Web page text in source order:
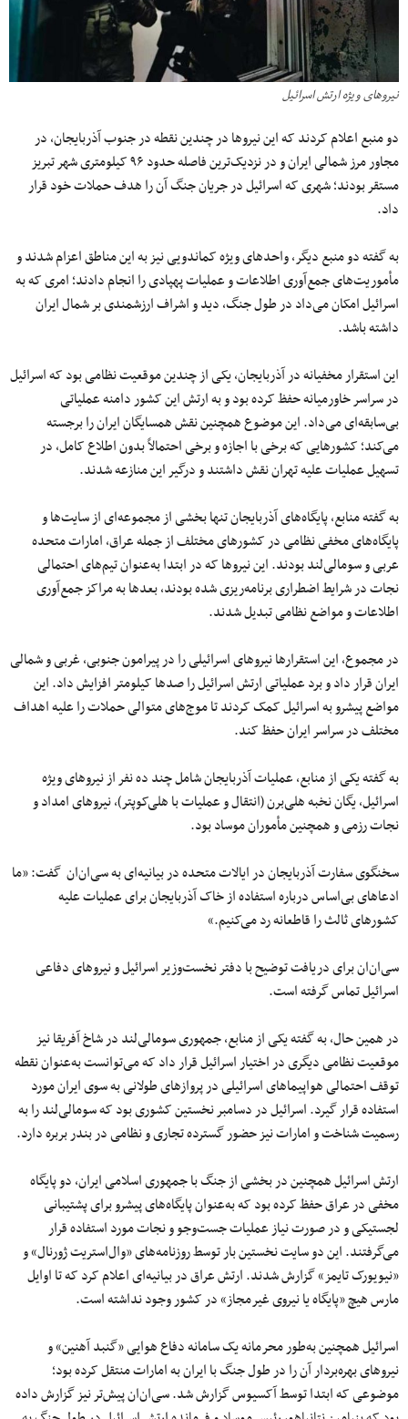
نیروهای ویژه ارتش اسرائیل
دو منبع اعلام کردند که این نیروها در چندین نقطه در جنوب آذربایجان، در
مجاور مرز شمالی ایران و در نزدیک‌ترین فاصله حدود ۹۶ کیلومتری شهر تبریز
مستقر بودند؛ شهری که اسرائیل در جریان جنگ آن را هدف حملات خود قرار
داد.
به گفته دو منبع دیگر، واحدهای ویژه کماندویی نیز به این مناطق اعزام شدند و
مأموریت‌های جمع‌آوری اطلاعات و عملیات پهپادی را انجام دادند؛ امری که به
اسرائیل امکان می‌داد در طول جنگ، دید و اشراف ارزشمندی بر شمال ایران
داشته باشد.
این استقرار مخفیانه در آذربایجان، یکی از چندین موقعیت نظامی بود که اسرائیل
در سراسر خاورمیانه حفظ کرده بود و به ارتش این کشور دامنه عملیاتی
بی‌سابقه‌ای می‌داد. این موضوع همچنین نقش همسایگان ایران را برجسته
می‌کند؛ کشورهایی که برخی با اجازه و برخی احتمالاً بدون اطلاع کامل، در
تسهیل عملیات علیه تهران نقش داشتند و درگیر این منازعه شدند.
به گفته منابع، پایگاه‌های آذربایجان تنها بخشی از مجموعه‌ای از سایت‌ها و
پایگاه‌های مخفی نظامی در کشورهای مختلف از جمله عراق، امارات متحده
عربی و سومالی‌لند بودند. این نیروها که در ابتدا به‌عنوان تیم‌های احتمالی
نجات در شرایط اضطراری برنامه‌ریزی شده بودند، بعدها به مراکز جمع‌آوری
اطلاعات و مواضع نظامی تبدیل شدند.
در مجموع، این استقرارها نیروهای اسرائیلی را در پیرامون جنوبی، غربی و شمالی
ایران قرار داد و برد عملیاتی ارتش اسرائیل را صدها کیلومتر افزایش داد. این
مواضع پیشرو به اسرائیل کمک کردند تا موج‌های متوالی حملات را علیه اهداف
مختلف در سراسر ایران حفظ کند.
به گفته یکی از منابع، عملیات آذربایجان شامل چند ده نفر از نیروهای ویژه
اسرائیل، یگان نخبه هلی‌برن (انتقال و عملیات با هلی‌کوپتر)، نیروهای امداد و
نجات رزمی و همچنین مأموران موساد بود.
سخنگوی سفارت آذربایجان در ایالات متحده در بیانیه‌ای به سی‌ان‌ان گفت: «ما
ادعاهای بی‌اساس درباره استفاده از خاک آذربایجان برای عملیات علیه
کشورهای ثالث را قاطعانه رد می‌کنیم.»
سی‌ان‌ان برای دریافت توضیح با دفتر نخست‌وزیر اسرائیل و نیروهای دفاعی
اسرائیل تماس گرفته است.
در همین حال، به گفته یکی از منابع، جمهوری سومالی‌لند در شاخ آفریقا نیز
موقعیت نظامی دیگری در اختیار اسرائیل قرار داد که می‌توانست به‌عنوان نقطه
توقف احتمالی هواپیماهای اسرائیلی در پروازهای طولانی به سوی ایران مورد
استفاده قرار گیرد. اسرائیل در دسامبر نخستین کشوری بود که سومالی‌لند را به
رسمیت شناخت و امارات نیز حضور گسترده تجاری و نظامی در بندر بربره دارد.
ارتش اسرائیل همچنین در بخشی از جنگ با جمهوری اسلامی ایران، دو پایگاه
مخفی در عراق حفظ کرده بود که به‌عنوان پایگاه‌های پیشرو برای پشتیبانی
لجستیکی و در صورت نیاز عملیات جست‌وجو و نجات مورد استفاده قرار
می‌گرفتند. این دو سایت نخستین بار توسط روزنامه‌های «وال‌استریت ژورنال» و
«نیویورک تایمز» گزارش شدند. ارتش عراق در بیانیه‌ای اعلام کرد که تا اوایل
مارس هیچ «پایگاه یا نیروی غیرمجاز» در کشور وجود نداشته است.
اسرائیل همچنین به‌طور محرمانه یک سامانه دفاع هوایی «گنبد آهنین» و
نیروهای بهره‌بردار آن را در طول جنگ با ایران به امارات منتقل کرده بود؛
موضوعی که ابتدا توسط آکسیوس گزارش شد. سی‌ان‌ان پیش‌تر نیز گزارش داده